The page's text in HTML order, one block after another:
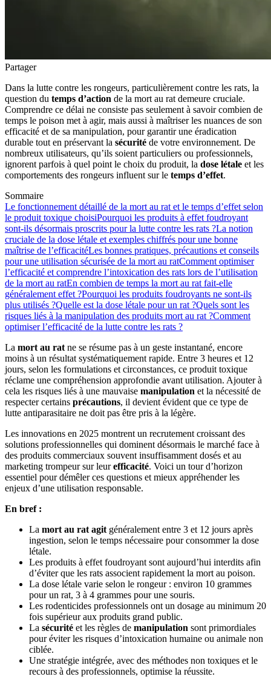
Partager
Dans la lutte contre les rongeurs, particulièrement contre les rats, la
question du temps d’action de la mort au rat demeure cruciale.
Comprendre ce délai ne consiste pas seulement à savoir combien de
temps le poison met à agir, mais aussi à maîtriser les nuances de son
efficacité et de sa manipulation, pour garantir une éradication
durable tout en préservant la sécurité de votre environnement. De
nombreux utilisateurs, qu’ils soient particuliers ou professionnels,
ignorent parfois à quel point le choix du produit, la dose létale et les
comportements des rongeurs influent sur le temps d’effet.
Sommaire
Le fonctionnement détaillé de la mort au rat et le temps d’effet selon
le produit toxique choisiPourquoi les produits à effet foudroyant
sont-ils désormais proscrits pour la lutte contre les rats ?La notion
cruciale de la dose létale et exemples chiffrés pour une bonne
maîtrise de l’efficacitéLes bonnes pratiques, précautions et conseils
pour une utilisation sécurisée de la mort au ratComment optimiser
l’efficacité et comprendre l’intoxication des rats lors de l’utilisation
de la mort au ratEn combien de temps la mort au rat fait-elle
généralement effet ?Pourquoi les produits foudroyants ne sont-ils
plus utilisés ?Quelle est la dose létale pour un rat ?Quels sont les
risques liés à la manipulation des produits mort au rat ?Comment
optimiser l’efficacité de la lutte contre les rats ?
La mort au rat ne se résume pas à un geste instantané, encore
moins à un résultat systématiquement rapide. Entre 3 heures et 12
jours, selon les formulations et circonstances, ce produit toxique
réclame une compréhension approfondie avant utilisation. Ajouter à
cela les risques liés à une mauvaise manipulation et la nécessité de
respecter certains précautions, il devient évident que ce type de
lutte antiparasitaire ne doit pas être pris à la légère.
Les innovations en 2025 montrent un recrutement croissant des
solutions professionnelles qui dominent désormais le marché face à
des produits commerciaux souvent insuffisamment dosés et au
marketing trompeur sur leurefficacité. Voici un tour d’horizon
essentiel pour démêler ces questions et mieux appréhender les
enjeux d’une utilisation responsable.
En bref :
La mort au rat agit généralement entre 3 et 12 jours après
ingestion, selon le temps nécessaire pour consommer la dose
létale.
Les produits à effet foudroyant sont aujourd’hui interdits afin
d’éviter que les rats associent rapidement la mort au poison.
La dose létale varie selon le rongeur : environ 10 grammes
pour un rat, 3 à 4 grammes pour une souris.
Les rodenticides professionnels ont un dosage au minimum 20
fois supérieur aux produits grand public.
La sécurité et les règles de manipulation sont primordiales
pour éviter les risques d’intoxication humaine ou animale non
ciblée.
Une stratégie intégrée, avec des méthodes non toxiques et le
recours à des professionnels, optimise la réussite.